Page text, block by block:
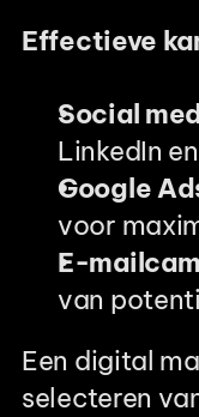
Effectieve
Social
LinkedIn
Google
voor
E-
van
Een digital
selecteren